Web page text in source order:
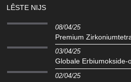
LÊSTE NIJS
08/04/25
Premium
03/04/25
Globale Erbiumokside-
02/04/25